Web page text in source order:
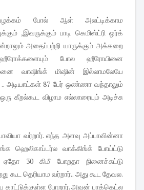
போல் ஆள் அலட்டிக்காம
,இவருக்கும் பாடி கெமிஸ்ட்ரி ஒர்க்
அதைப்பற்றி யாருக்கும் அக்கறை
போல ஹீரோயினை
வாஷிங்க் மிஷின் இல்லாமலேயே
.. அடியாட்கள் 87 பேர் ஒண்ணா வந்தாலும்
விழாம எல்லாரையும் அடிச்சு
வர்றார். எந்த அளவு அப்பாவின்னா
ஹெலிகாப்டர்ல வாக்கிங்க் போய்ட்டு
ஏதோ 30 கிமீ போறதா நினைச்சுட்டு
கூட தெரியாம வர்றார்.. அது கூட தேவல.
காட்டுக்குள்ள போறார். அவன் பாக்கெட்ல